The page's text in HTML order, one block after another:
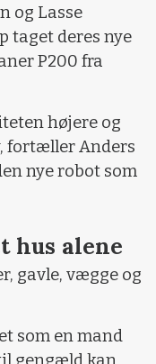
og Lasse
taget deres nye
P200 fra
højere og
fortæller Anders
nye robot som
hus alene
gavle, vægge og
som en mand